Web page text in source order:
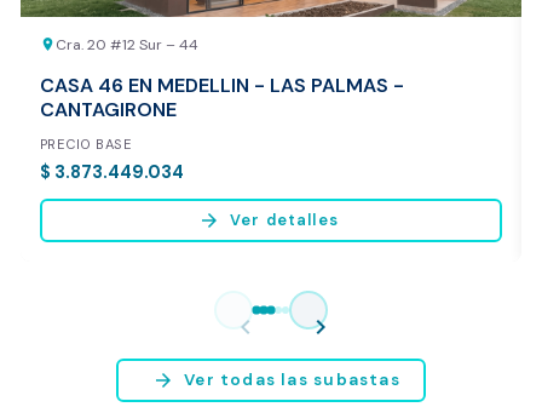
* Servicio disponible exclusivamente para inmuebles ubicados en
Bogotá y Medellín.
location_on Cra. 20 #12 Sur – 44
CASA 46 EN MEDELLIN - LAS PALMAS -
CANTAGIRONE
PRECIO BASE
$ 3.873.449.034
arrow_forward Ver detalles
chevron_left chevron_right
arrow_forward Ver todas las subastas